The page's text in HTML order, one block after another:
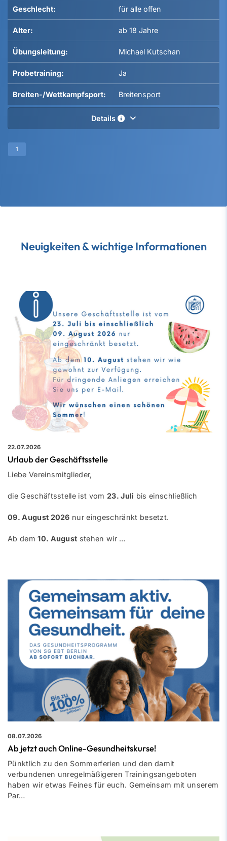
Geschlecht: für alle offen
Alter: ab 18 Jahre
Übungsleitung: Michael Kutschan
Probetraining: Ja
Breiten-/Wettkampfsport: Breitensport
Details
1
Neuigkeiten & wichtige Informationen
22.07.2026
Urlaub der Geschäftsstelle
Liebe Vereinsmitglieder,
die Geschäftsstelle ist vom 23. Juli bis einschließlich
09. August 2026 nur eingeschränkt besetzt.
Ab dem10. August stehen wir …
08.07.2026
Ab jetzt auch Online-Gesundheitskurse!
Pünktlich zu den Sommerferien und den damit
verbundenen unregelmäßigeren Trainingsangeboten
haben wir etwas Feines für euch. Gemeinsam mit unserem
Par…